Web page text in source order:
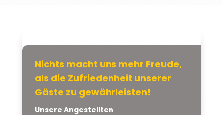
Nichts macht uns mehr Freude,
als die Zufriedenheit unserer
Gäste zu gewährleisten!
Unsere Angestellten